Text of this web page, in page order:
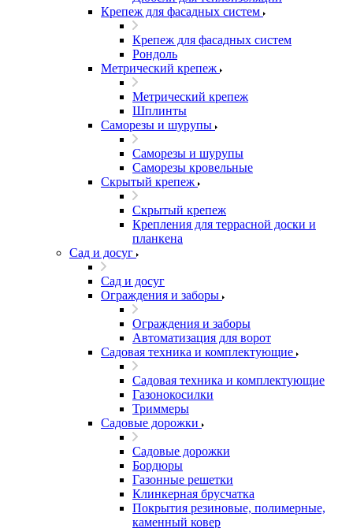
Крепеж для фасадных систем
Крепеж для фасадных систем
Рондоль
Метрический крепеж
Метрический крепеж
Шплинты
Саморезы и шурупы
Саморезы и шурупы
Саморезы кровельные
Скрытый крепеж
Скрытый крепеж
Крепления для террасной доски и
планкена
Сад и досуг
Сад и досуг
Ограждения и заборы
Ограждения и заборы
Автоматизация для ворот
Садовая техника и комплектующие
Садовая техника и комплектующие
Газонокосилки
Триммеры
Садовые дорожки
Садовые дорожки
Бордюры
Газонные решетки
Клинкерная брусчатка
Покрытия резиновые, полимерные,
каменный ковер